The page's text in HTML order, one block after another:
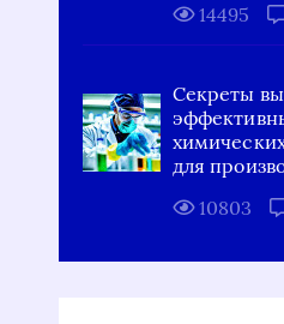
14495
Секреты
для
10803